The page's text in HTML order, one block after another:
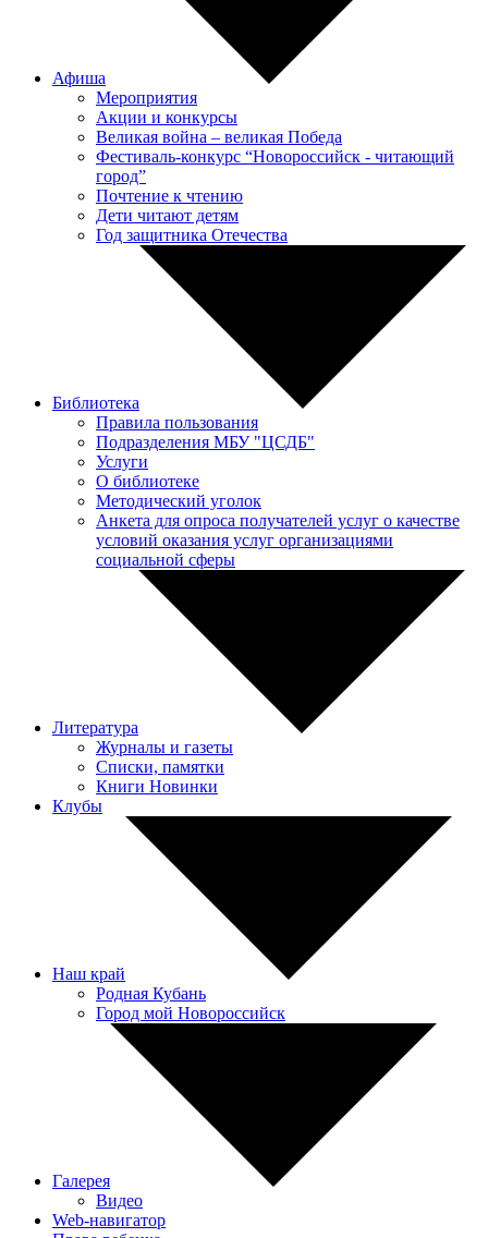
Афиша
Мероприятия
Акции и конкурсы
Великая война – великая Победа
Фестиваль-конкурс “Новороссийск - читающий
город”
Почтение к чтению
Дети читают детям
Год защитника Отечества
Библиотека
Правила пользования
Подразделения МБУ "ЦСДБ"
Услуги
О библиотеке
Методический уголок
Анкета для опроса получателей услуг о качестве
условий оказания услуг организациями
социальной сферы
Литература
Журналы и газеты
Списки, памятки
Книги Новинки
Клубы
Наш край
Родная Кубань
Город мой Новороссийск
Галерея
Видео
Web-навигатор